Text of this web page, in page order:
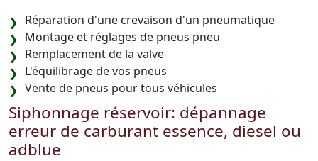
Réparation d'une crevaison d'un pneumatique
Montage et réglages de pneus pneu
Remplacement de la valve
L'équilibrage de vos pneus
Vente de pneus pour tous véhicules
Siphonnage réservoir: dépannage
erreur de carburant essence, diesel ou
adblue